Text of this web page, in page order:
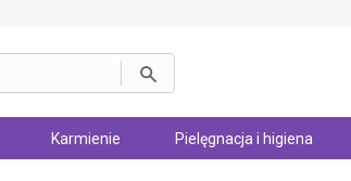
Karmienie Pielęgnacja i higiena